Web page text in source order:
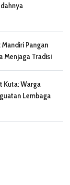
Pangan
Menjaga Tradisi
Kuta: Warga
Lembaga